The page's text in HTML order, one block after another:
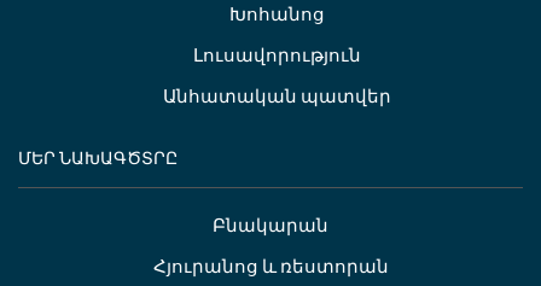
Խոհանոց
Լուսավորություն
Անհատական պատվեր
ՄԵՐ ՆԱԽԱԳԾՏՐԸ
Բնակարան
Հյուրանոց և ռեստորան